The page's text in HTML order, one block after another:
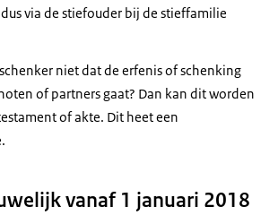
via de stiefouder bij de stieffamilie
niet dat de erfenis of schenking
of partners gaat? Dan kan dit worden
of akte. Dit heet een
vanaf 1 januari 2018